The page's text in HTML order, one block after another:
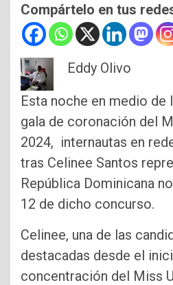
Compártelo en tus
Eddy Olivo
Esta noche en medio de
gala de coronación del
2024, internautas en
tras Celinee Santos
República Dominicana
12 de dicho concurso.
Celinee, una de las
destacadas desde el
concentración del Miss